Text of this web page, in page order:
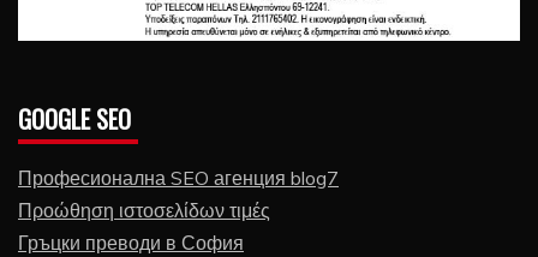
GOOGLE SEO
Професионална SEO агенция blog7
Προώθηση ιστοσελίδων τιμές
Гръцки преводи в София